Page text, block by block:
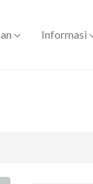
Informasi